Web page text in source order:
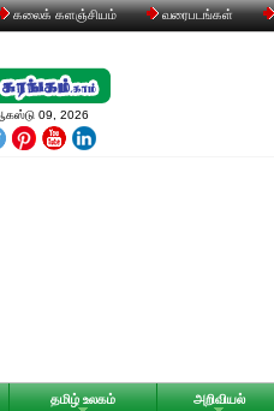
கலைக் களஞ்சியம் வரைபடங்கள்
09, 2026
தமிழ் உலகம் அறிவியல்